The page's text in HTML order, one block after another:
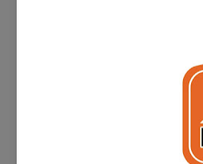
SEKEDAR
Krakatau Radio,